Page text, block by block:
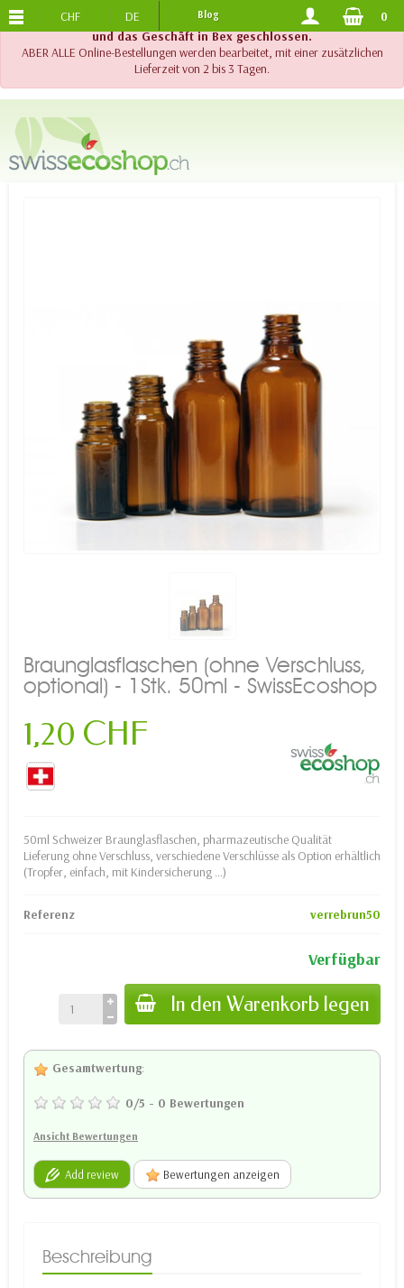
!! Wichtig !! Bis am 20. August 2026 sind der Telefonsupport
und das Geschäft in Bex geschlossen.
ABER ALLE Online-Bestellungen werden bearbeitet, mit einer zusätzlichen
Lieferzeit von 2 bis 3 Tagen.
KOSTENLOSER VERSAND AB 120.-
CHF DE Blog 0
Braunglasflaschen (ohne Verschluss,
optional) - 1Stk. 50ml - SwissEcoshop
1,20 CHF
50ml Schweizer Braunglasflaschen, pharmazeutische Qualität
Lieferung ohne Verschluss, verschiedene Verschlüsse als Option erhältlich
(Tropfer, einfach, mit Kindersicherung ...)
Referenz verrebrun50
Verfügbar
In den Warenkorb legen
Gesamtwertung:
0/5 - 0 Bewertungen
Ansicht Bewertungen
Add review Bewertungen anzeigen
Beschreibung